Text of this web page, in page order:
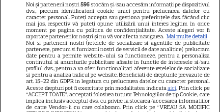
13
și fiică pe ecran în „My
Mother's Wedding”. Când
apare filmul pe SkyShowtime
9
PRIME VIDEO
Jamie Campbell Bower, starul
din „Stranger Things”, intră în
universul „Stăpânul Inelelor”.
Ce rol legendar va interpreta în
Noi și partenerii noștri596 stocăm și/sau accesăm informații pe dispozitivul
dvs., precum identificatorii cookie unici pentru prelucrarea datelor cu
caracter personal. Puteți accepta sau gestiona preferințele dvs. făcând clic
mai jos, respectiv vă puteți opune utilizării unui interes legitim în orice
moment pe pagina cu politica de confidențialitate. Aceste alegeri vor fi
raportate partenerilor noștri și nu vă vor afecta navigarea. Mai multe detalii
Noi si partenerii nostri (retelele de socializare si agentiile de publicitate
partenere, precum si furnizorii nostri de servicii de date analitice) prelucram
date pentru a permite website-ului sa functioneze, pentru a personaliza
continutul si anunturile publicitare afisate in functie de interesele si/sau
profilul dvs., pentru a va oferi functionalitati aferente retelelor de socializare
si pentru a analiza traficul pe website. Beneficiati de drepturile prevazute de
art. 15-22 din GDPR in legatura cu prelucrarea datelor cu caracter personal.
Aceste drepturi pot fi exercitate prin modalitatea indicataaici. Prin click pe
“ACCEPT TOATE”, acceptati folosirea tuturor Tehnologiilor de tip Cookie, care
implica inclusiv acceptul dvs. cu privire la stocarea/accesarea informatiilor
de catre Vendor-ii cu care colaboram. Prin click pe “VREAU SA MODIFIC